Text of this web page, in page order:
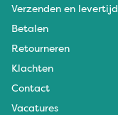
Verzenden en levertijd
Betalen
Retourneren
Klachten
Contact
Vacatures